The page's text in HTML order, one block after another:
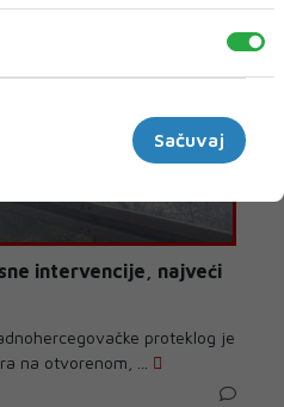
intervencije, najveći
proteklog je
na otvorenom, ...
Sačuvaj